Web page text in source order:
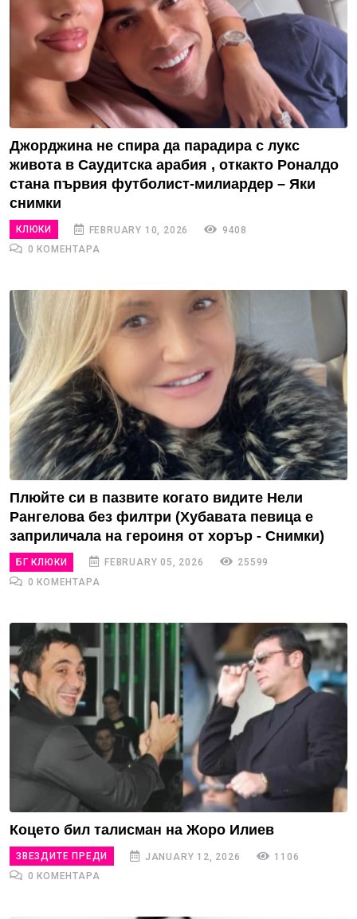
Джорджина не спира да парадира с лукс
живота в Саудитска арабия , откакто Роналдо
стана първия футболист-милиардер – Яки
снимки
КЛЮКИ FEBRUARY 10, 2026
9408
0 КОМЕНТАРА
Плюйте си в пазвите когато видите Нели
Рангелова без филтри (Хубавата певица е
заприличала на героиня от хорър - Снимки)
БГ КЛЮКИ FEBRUARY 05, 2026
25599
0 КОМЕНТАРА
Коцето бил талисман на Жоро Илиев
ЗВЕЗДИТЕ ПРЕДИ JANUARY 12, 2026
1106
0 КОМЕНТАРА